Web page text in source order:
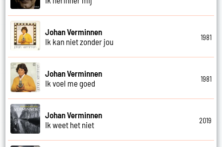
Johan Verminnen
Ik kan niet zonder jou
1981
Johan Verminnen
Ik voel me goed
1981
Johan Verminnen
Ik weet het niet
2019